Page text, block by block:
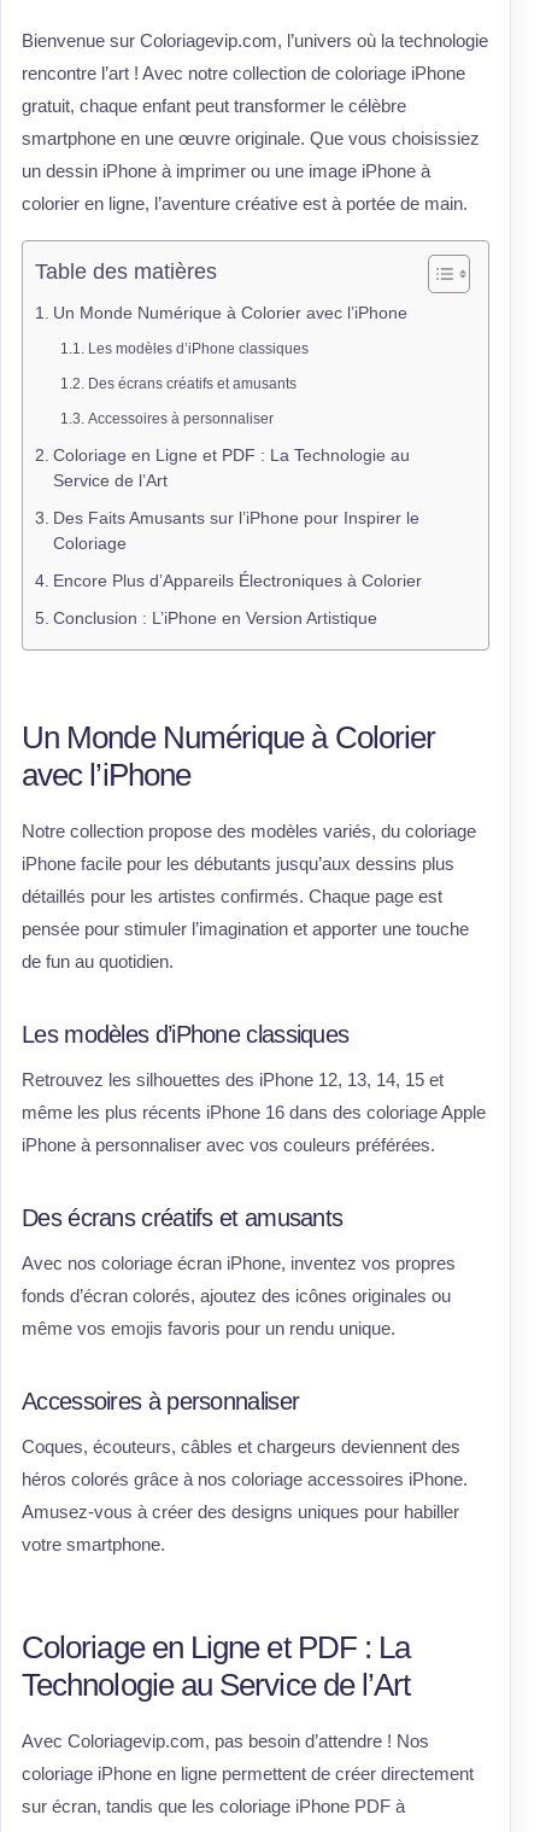
Bienvenue sur Coloriagevip.com, l’univers où la technologie
rencontre l’art ! Avec notre collection de coloriage iPhone
gratuit, chaque enfant peut transformer le célèbre
smartphone en une œuvre originale. Que vous choisissiez
un dessin iPhone à imprimer ou une image iPhone à
colorier en ligne, l’aventure créative est à portée de main.
Table des matières
Un Monde Numérique à Colorier avec l’iPhone
Les modèles d’iPhone classiques
Des écrans créatifs et amusants
Accessoires à personnaliser
Coloriage en Ligne et PDF : La Technologie au
Service de l’Art
Des Faits Amusants sur l’iPhone pour Inspirer le
Coloriage
Encore Plus d’Appareils Électroniques à Colorier
Conclusion : L’iPhone en Version Artistique
Un Monde Numérique à Colorier
avec l’iPhone
Notre collection propose des modèles variés, du coloriage
iPhone facile pour les débutants jusqu’aux dessins plus
détaillés pour les artistes confirmés. Chaque page est
pensée pour stimuler l’imagination et apporter une touche
de fun au quotidien.
Les modèles d’iPhone classiques
Retrouvez les silhouettes des iPhone 12, 13, 14, 15 et
même les plus récents iPhone 16 dans des coloriage Apple
iPhone à personnaliser avec vos couleurs préférées.
Des écrans créatifs et amusants
Avec nos coloriage écran iPhone, inventez vos propres
fonds d’écran colorés, ajoutez des icônes originales ou
même vos emojis favoris pour un rendu unique.
Accessoires à personnaliser
Coques, écouteurs, câbles et chargeurs deviennent des
héros colorés grâce à nos coloriage accessoires iPhone.
Amusez-vous à créer des designs uniques pour habiller
votre smartphone.
Coloriage en Ligne et PDF : La
Technologie au Service de l’Art
Avec Coloriagevip.com, pas besoin d’attendre ! Nos
coloriage iPhone en ligne permettent de créer directement
sur écran, tandis que les coloriage iPhone PDF à